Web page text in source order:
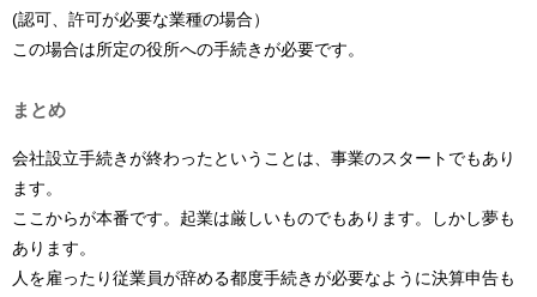
(認可、許可が必要な業種の場合）
この場合は所定の役所への手続きが必要です。
まとめ
会社設立手続きが終わったということは、事業のスタートでもあり
ます。
ここからが本番です。起業は厳しいものでもあります。しかし夢も
あります。
人を雇ったり従業員が辞める都度手続きが必要なように決算申告も